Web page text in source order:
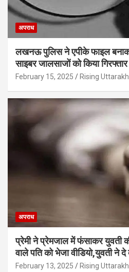
अपराध
लखनऊ पुलिस ने एपीके फाइल
साइबर जालसाजों को किया गिरफ्तार
February 15, 2025 Rising
अपराध
प्रेमी ने प्रेमजाल में फंसाकर युवती
वाले पत‍ि को भेजा वीड‍ियो,युवती ने दे
February 13, 2025 Rising